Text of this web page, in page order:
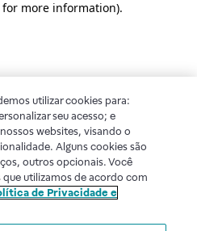
more information).
utilizar cookies para:
seu acesso; e
websites, visando o
Alguns cookies são
outros opcionais. Você
utilizamos de acordo com
de Privacidade e